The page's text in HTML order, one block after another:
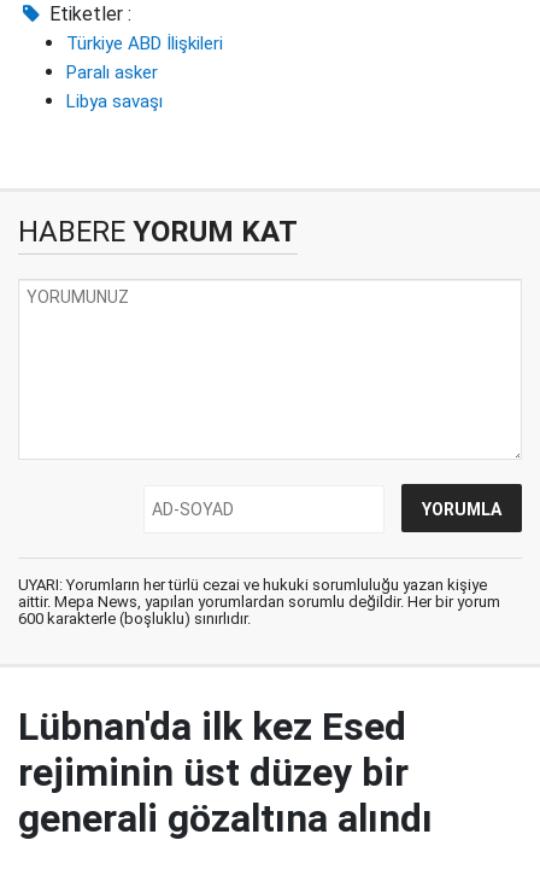
Etiketler :
Türkiye ABD İlişkileri
Paralı asker
Libya savaşı
HABERE YORUM KAT
UYARI: Yorumların her türlü cezai ve hukuki sorumluluğu yazan kişiye
aittir. Mepa News, yapılan yorumlardan sorumlu değildir. Her bir yorum
600 karakterle (boşluklu) sınırlıdır.
Lübnan'da ilk kez Esed
rejiminin üst düzey bir
generali gözaltına alındı